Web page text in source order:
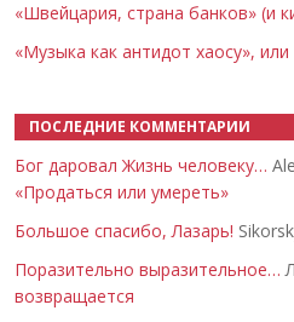
«Швейцария, страна банков» (и
«Музыка как антидот хаосу»,
ПОСЛЕДНИЕ КОММЕНТАРИИ
Бог даровал Жизнь человеку…
«Продаться или умереть»
Большое спасибо, Лазарь!
Поразительно выразительное…
возвращается